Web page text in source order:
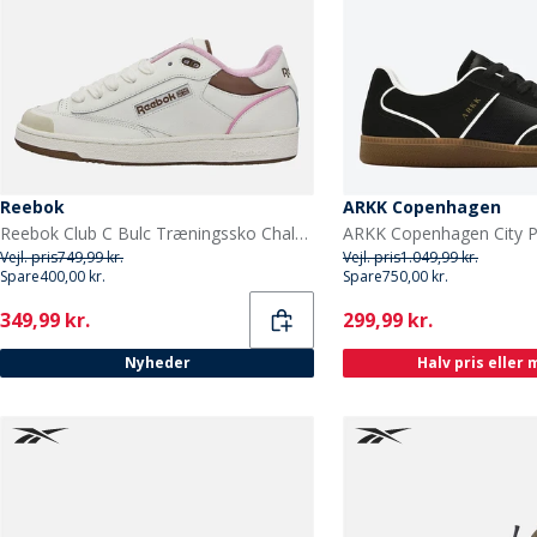
Reebok
Reebok Club C Bulc Træningssko Chalk/Astro Rose/Utility Brown
Vejl. pris749,99 kr.
Spare400,00 kr.
Current
349,99 kr.
Nyheder
ARKK Copenhagen
Vejl. pris1.049,99 kr.
Spare750,00 kr.
Current
299,99 kr.
Halv pris eller